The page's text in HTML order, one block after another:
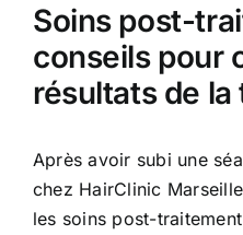
Soins post-
conseils pour
résultats de la
Après avoir subi une
chez HairClinic
les soins post-